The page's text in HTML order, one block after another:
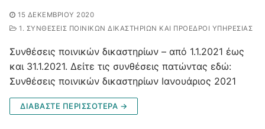
15 ΔΕΚΕΜΒΡΊΟΥ 2020
1. ΣΥΝΘΈΣΕΙΣ ΠΟΙΝΙΚΏΝ ΔΙΚΑΣΤΗΡΊΩΝ ΚΑΙ ΠΡΌΕΔΡΟΙ ΥΠΗΡΕΣΊΑΣ
Συνθέσεις ποινικών δικαστηρίων – από 1.1.2021 έως
και 31.1.2021. Δείτε τις συνθέσεις πατώντας εδώ:
Συνθέσεις ποινικών δικαστηρίων Ιανουάριος 2021
ΔΙΑΒΑΣΤΕ ΠΕΡΙΣΣΟΤΕΡΑ →